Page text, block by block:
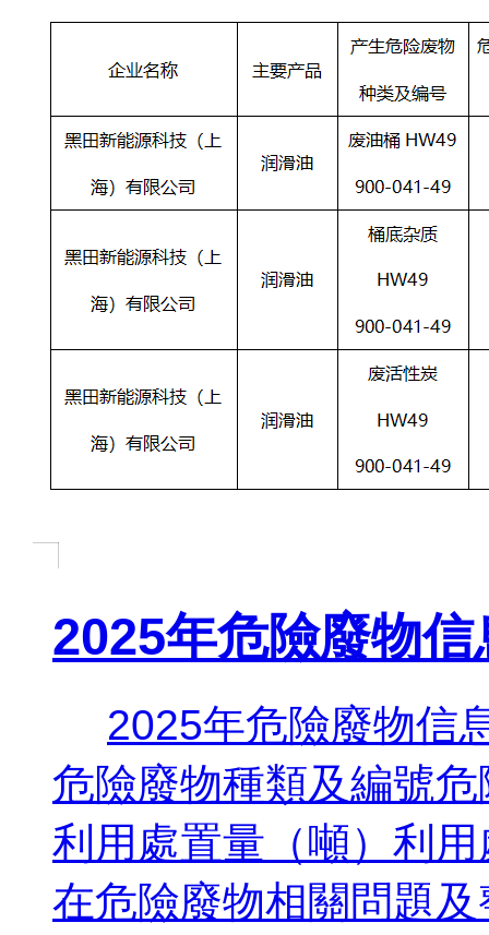
2025年危險廢物信
2025年危險廢物信
危險廢物種類及編號
利用處置量（噸）利
在危險廢物相關問題